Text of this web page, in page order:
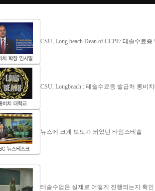
CSU, Long beach Dean of CCPE: 테솔수료
CSU, Longbeach : 테솔수료증 발급처 롱비
뉴스에 크게 보도가 되었던 타임스테솔
테솔수업은 실제로 어떻게 진행되는지 확인